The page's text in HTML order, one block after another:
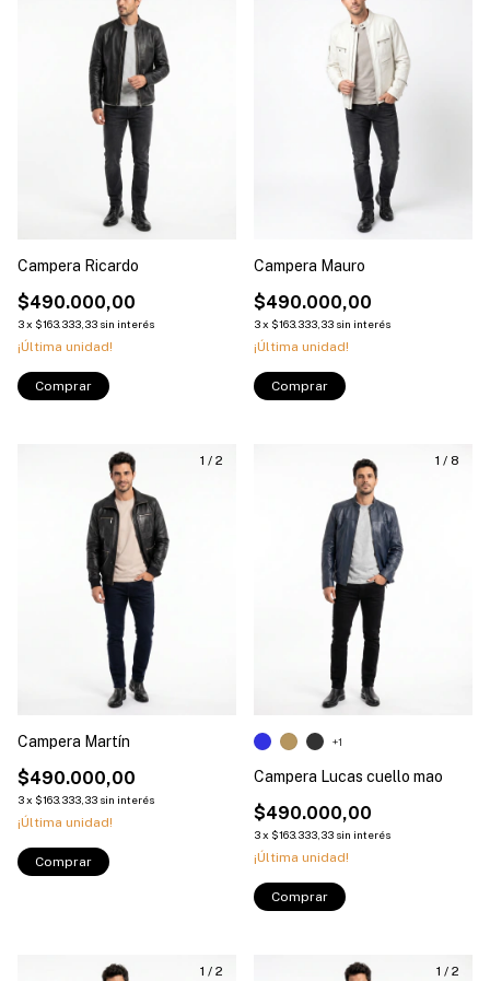
Campera Ricardo
$490.000,00
3x $163.333,33 sin interés
¡Última unidad!
Comprar
Campera Mauro
$490.000,00
3x $163.333,33 sin interés
¡Última unidad!
Comprar
1 / 2
Campera Martín
$490.000,00
3x $163.333,33 sin interés
¡Última unidad!
Comprar
1 / 8
Campera Lucas cuello mao
$490.000,00
3x $163.333,33 sin interés
¡Última unidad!
+1
Comprar
1 / 2 1 / 2